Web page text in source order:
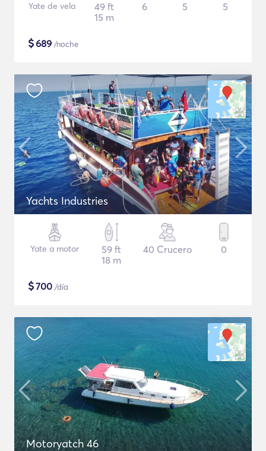
Yate de vela
49 ft
15 m
6 5 5
$689 /noche
Yachts Industries
Yate a motor
59 ft
18 m
40 Crucero 0
$700 /día
Motoryatch 46